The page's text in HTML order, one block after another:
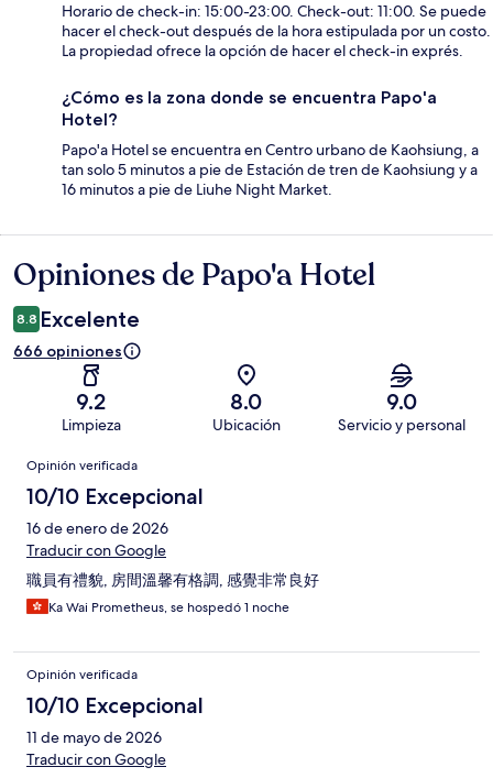
Horario de check-in: 15:00-23:00. Check-out: 11:00. Se puede
hacer el check-out después de la hora estipulada por un costo.
La propiedad ofrece la opción de hacer el check-in exprés.
¿Cómo es la zona donde se encuentra Papo'a
Hotel?
Papo'a Hotel se encuentra en Centro urbano de Kaohsiung, a
tan solo 5 minutos a pie de Estación de tren de Kaohsiung y a
16 minutos a pie de Liuhe Night Market.
Opiniones
Opiniones de Papo'a Hotel
8.8 Excelente
666 opiniones
9.2
Limpieza
8.0
Ubicación
9.0
Servicio y personal
Opiniones
Opinión verificada
10/10 Excepcional
16 de enero de 2026
Traducir con Google
職員有禮貌, 房間溫馨有格調, 感覺非常良好
Ka Wai Prometheus, se hospedó 1 noche
Opinión verificada
10/10 Excepcional
11 de mayo de 2026
Traducir con Google